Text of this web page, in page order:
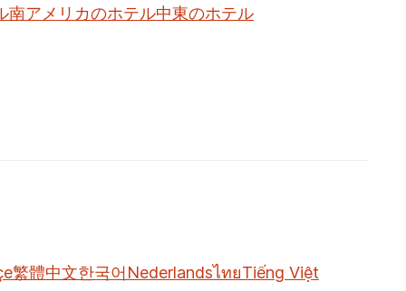
南アメリカのホテル中東のホテル
繁體中文한국어 NederlandsไทยTiếng Việt